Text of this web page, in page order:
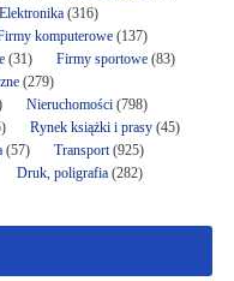
Elektronika (316)
komputerowe(137)
(31) Firmy sportowe(83)
(279)
Nieruchomości(798)
Rynek książki i prasy(45)
(57) Transport(925)
Druk, poligrafia(282)